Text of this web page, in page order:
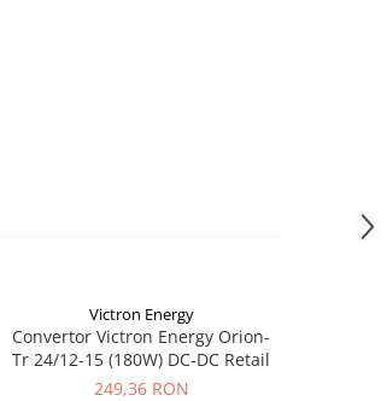
Victron Energy
Convertor Victron Energy Orion-
Tr 24/12-15 (180W) DC-DC Retail
249,36 RON